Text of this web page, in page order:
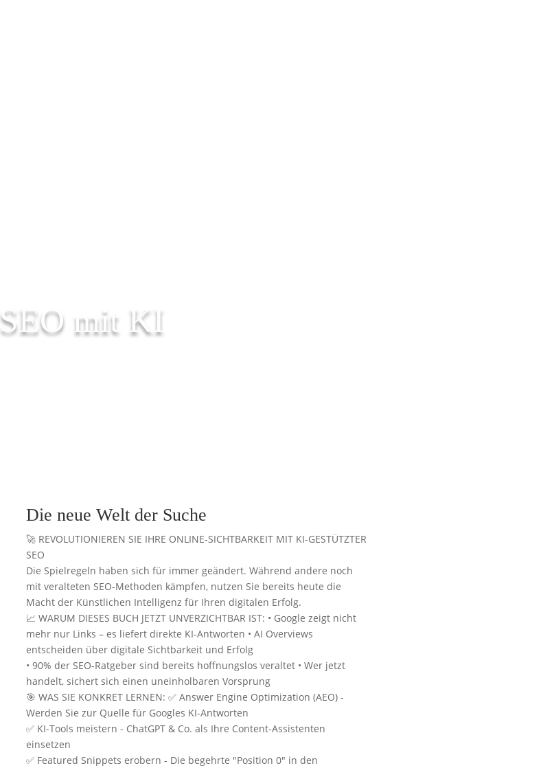
SEO mit KI
Die neue Welt der Suche
🚀 REVOLUTIONIEREN SIE IHRE ONLINE-SICHTBARKEIT MIT KI-GESTÜTZTER
SEO
Die Spielregeln haben sich für immer geändert. Während andere noch
mit veralteten SEO-Methoden kämpfen, nutzen Sie bereits heute die
Macht der Künstlichen Intelligenz für Ihren digitalen Erfolg.
📈 WARUM DIESES BUCH JETZT UNVERZICHTBAR IST: • Google zeigt nicht
mehr nur Links – es liefert direkte KI-Antworten • AI Overviews
entscheiden über digitale Sichtbarkeit und Erfolg
• 90% der SEO-Ratgeber sind bereits hoffnungslos veraltet • Wer jetzt
handelt, sichert sich einen uneinholbaren Vorsprung
🎯 WAS SIE KONKRET LERNEN: ✅ Answer Engine Optimization (AEO) -
Werden Sie zur Quelle für Googles KI-Antworten
✅ KI-Tools meistern - ChatGPT & Co. als Ihre Content-Assistenten
einsetzen
✅ Featured Snippets erobern - Die begehrte "Position 0" in den